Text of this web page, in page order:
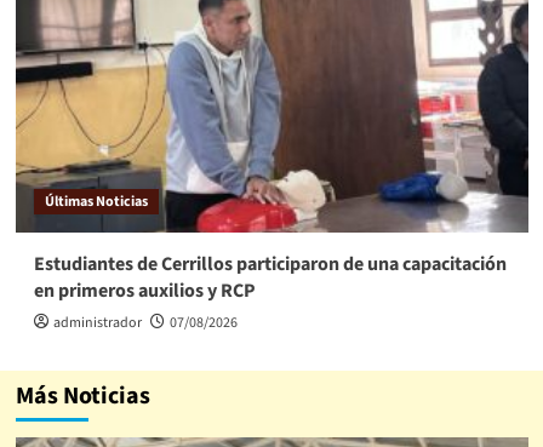
Últimas Noticias
Estudiantes de Cerrillos participaron de una capacitación
en primeros auxilios y RCP
administrador 07/08/2026
Más Noticias